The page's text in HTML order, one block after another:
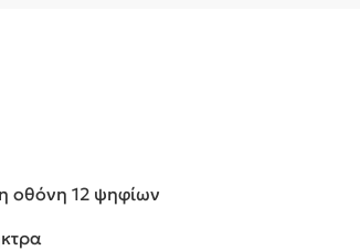
οθόνη 12 ψηφίων